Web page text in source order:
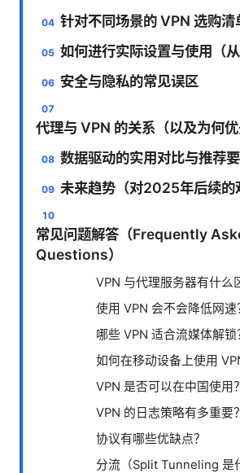
针对不同场景的 VPN 选购清
如何进行实际设置与使用（从
安全与隐私的常见误区
代理与 VPN 的关系（以及为何优
数据驱动的实用对比与推荐
未来趋势（对2025年后续的
常见问题解答（Frequently
Questions）
VPN 与代理服务器有什么
使用 VPN 会不会降低网速
哪些 VPN 适合流媒体解锁
如何在移动设备上使用
VPN 是否可以在中国使用？
VPN 的日志策略有多重要？
协议有哪些优缺点？
分流（Split Tunneling 是